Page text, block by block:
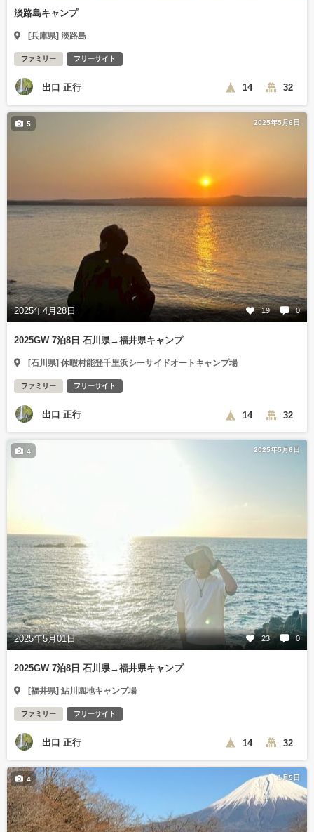
淡路島キャンプ
[兵庫県] 淡路島
ファミリー フリーサイト
出口 正行 14 32
2025年5月6日
2025年4月28日 19 0
5
2025GW 7泊8日 石川県→福井県キャンプ
[石川県] 休暇村能登千里浜シーサイドオートキャンプ場
ファミリー フリーサイト
出口 正行 14 32
2025年5月6日
2025年5月01日 23 0
4
2025GW 7泊8日 石川県→福井県キャンプ
[福井県] 鮎川園地キャンプ場
ファミリー フリーサイト
出口 正行 14 32
1月5日
4